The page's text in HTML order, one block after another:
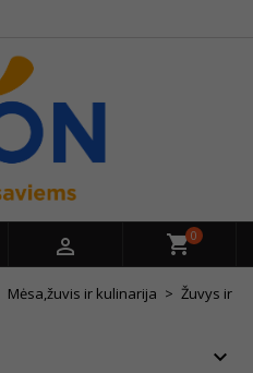
 0
Mėsa,žuvis ir kulinarija
Žuvys ir